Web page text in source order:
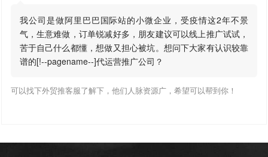
我公司是做阿里巴巴国际站的小微企业，受疫情这2年不景
气，生意难做，订单锐减好多，朋友建议可以线上推广试试，
苦于自己什么都懂，想做又担心被坑。想问下大家有认识较靠
谱的[!--pagename--]代运营推广公司？
可以找下外贸推客服了解下，他们人脉资源广，希望可以帮到你！